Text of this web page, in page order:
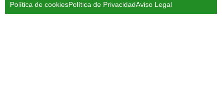
Política de cookiesPolítica de PrivacidadAviso Legal